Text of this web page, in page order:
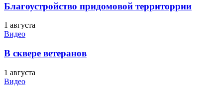
Благоустройство придомовой территоррии
1 августа
Видео
В сквере ветеранов
1 августа
Видео